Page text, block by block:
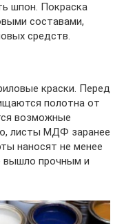
шпон. Покраска
составами,
средств.
краски. Перед
полотна от
возможные
листы МДФ заранее
наносят не менее
вышло прочным и